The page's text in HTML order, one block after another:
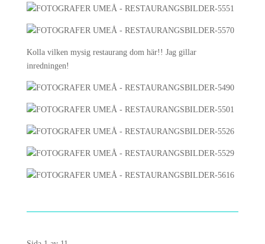
Kolla vilken mysig restaurang dom här!! Jag gillar
inredningen!